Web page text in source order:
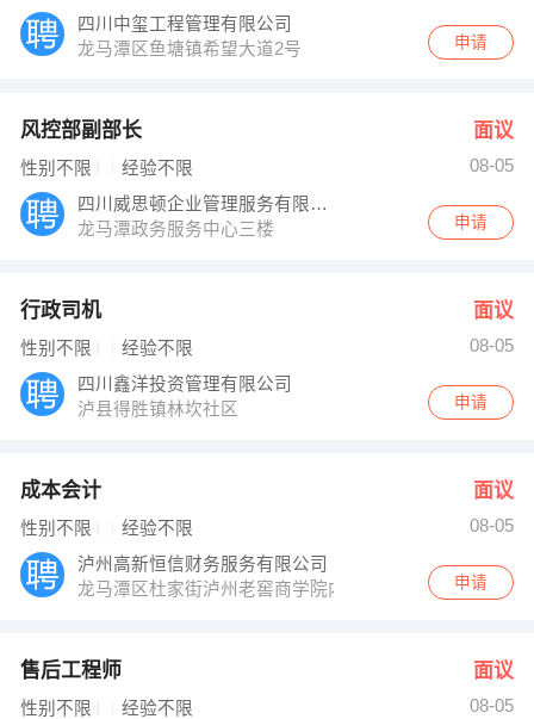
四川中玺工程管理有限公司
龙马潭区鱼塘镇希望大道2号
申请
风控部副部长 面议
性别不限 经验不限
08-05
四川威思顿企业管理服务有限公司
龙马潭政务服务中心三楼
申请
行政司机 面议
性别不限 经验不限
08-05
四川鑫洋投资管理有限公司
泸县得胜镇林坎社区
申请
成本会计 面议
性别不限 经验不限
08-05
泸州高新恒信财务服务有限公司
龙马潭区杜家街泸州老窖商学院内
申请
售后工程师 面议
性别不限 经验不限
08-05